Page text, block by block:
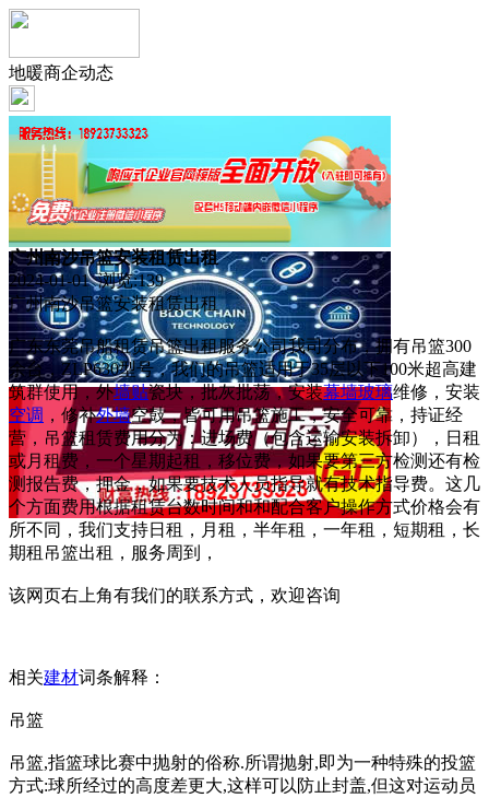
地暖商企动态
广州南沙吊篮安装租赁出租
2024-01-01 浏览:139
广州南沙吊篮安装租赁出租
广东东莞吊船租赁吊篮出租服务公司我司分布，拥有吊篮300
余台，ZLP630型号，我们的吊篮适用于35层以下100米超高建
筑群使用，外墙贴瓷块，批灰批荡，安装幕墙玻璃维修，安装
空调 ，修补外墙空鼓，皆可用吊篮施工，安全可靠，持证经
营，吊篮租赁费用分为：进场费（包含运输安装拆卸），日租
或月租费，一个星期起租，移位费，如果要第三方检测还有检
测报告费，押金，如果要技术人员指导就有技术指导费。这几
个方面费用根据租赁台数时间和和配合客户操作方式价格会有
所不同，我们支持日租，月租，半年租，一年租，短期租，长
期租吊篮出租，服务周到，
该网页右上角有我们的联系方式，欢迎咨询
相关建材词条解释：
吊篮
吊篮,指篮球比赛中抛射的俗称.所谓抛射,即为一种特殊的投篮
方式:球所经过的高度差更大,这样可以防止封盖,但这对运动员